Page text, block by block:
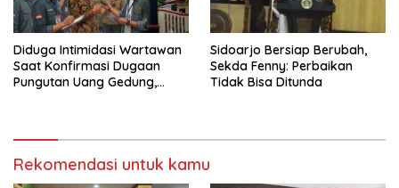
Diduga Intimidasi Wartawan
Saat Konfirmasi Dugaan
Pungutan Uang Gedung,
Sidoarjo Bersiap Berubah,
Sekda Fenny: Perbaikan
Tidak Bisa Ditunda
Rekomendasi untuk kamu